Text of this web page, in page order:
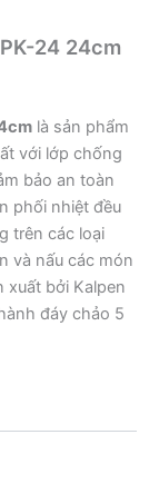
24 24cm
là sản phẩm
với lớp chống
bảo an toàn
phối nhiệt đều
trên các loại
và nấu các món
xuất bởi Kalpen
đáy chảo 5